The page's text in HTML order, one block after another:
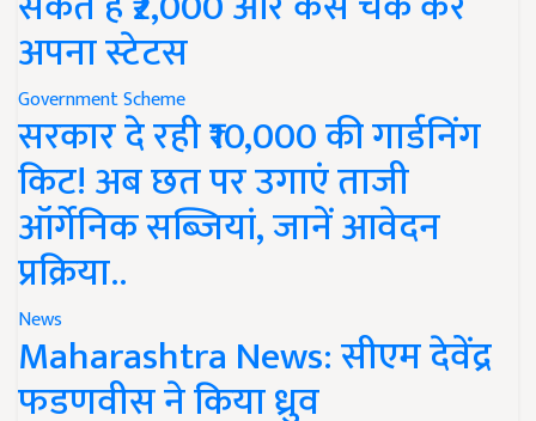
अपना स्टेटस
Government Scheme
सरकार दे रही ₹10,000 की गार्डनिंग
किट! अब छत पर उगाएं ताजी
ऑर्गेनिक सब्जियां, जानें आवेदन
प्रक्रिया..
News
Maharashtra News: सीएम देवेंद्र
फडणवीस ने किया ध्रुव